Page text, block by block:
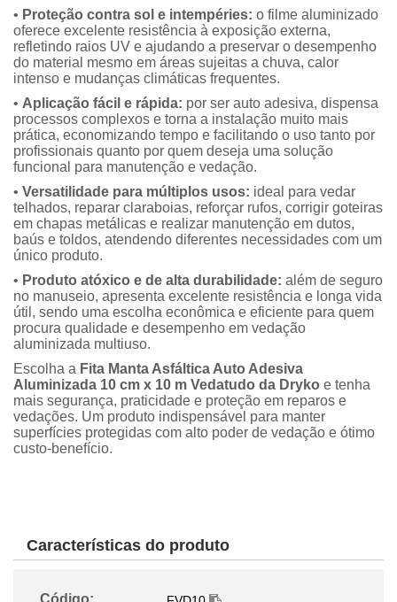
• Proteção contra sol e intempéries: o filme aluminizado
oferece excelente resistência à exposição externa,
refletindo raios UV e ajudando a preservar o desempenho
do material mesmo em áreas sujeitas a chuva, calor
intenso e mudanças climáticas frequentes.
• Aplicação fácil e rápida: por ser auto adesiva, dispensa
processos complexos e torna a instalação muito mais
prática, economizando tempo e facilitando o uso tanto por
profissionais quanto por quem deseja uma solução
funcional para manutenção e vedação.
• Versatilidade para múltiplos usos: ideal para vedar
telhados, reparar claraboias, reforçar rufos, corrigir goteiras
em chapas metálicas e realizar manutenção em dutos,
baús e toldos, atendendo diferentes necessidades com um
único produto.
• Produto atóxico e de alta durabilidade: além de seguro
no manuseio, apresenta excelente resistência e longa vida
útil, sendo uma escolha econômica e eficiente para quem
procura qualidade e desempenho em vedação
aluminizada multiuso.
Escolha a Fita Manta Asfáltica Auto Adesiva
Aluminizada 10 cm x 10 m Vedatudo da Dryko e tenha
mais segurança, praticidade e proteção em reparos e
vedações. Um produto indispensável para manter
superfícies protegidas com alto poder de vedação e ótimo
custo-benefício.
Características do produto
Código: